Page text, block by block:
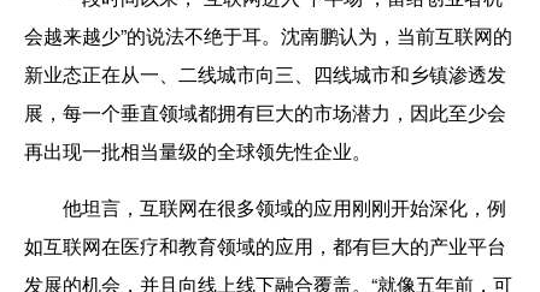
会越来越少”的说法不绝于耳。沈南鹏认为，当前互联网的
新业态正在从一、二线城市向三、四线城市和乡镇渗透发
展，每一个垂直领域都拥有巨大的市场潜力，因此至少会
再出现一批相当量级的全球领先性企业。
他坦言，互联网在很多领域的应用刚刚开始深化，例
如互联网在医疗和教育领域的应用，都有巨大的产业平台
发展的机会，并且向线上线下融合覆盖。“就像五年前，可